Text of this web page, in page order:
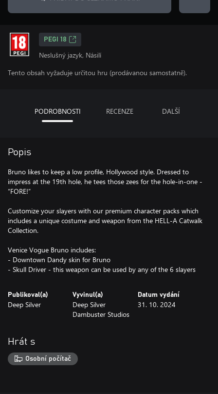
PEGI 18
Neslušný jazyk, Násilí
Tento obsah vyžaduje určitou hru (prodávanou samostatně).
PODROBNOSTI RECENZE DALŠÍ
Popis
Bruno likes to keep a low profile, Hollywood style. Dressed to
impress at the 19th hole, he tees those zees for the hole-in-one -
“FORE!”
Customize your slayers with our premium character packs which
includes a unique costume and weapon from the HELL-A Catwalk
Collection.
Venice Vogue Bruno includes:
- Downtown Dandy skin for Bruno
- Skull Driver - this weapon can be used by any of the 6 slayers
Publikoval(a)
Deep Silver
Vyvinul(a)
Deep Silver
Dambuster Studios
Datum vydání
31. 10. 2024
Hrát s
Osobní počítač